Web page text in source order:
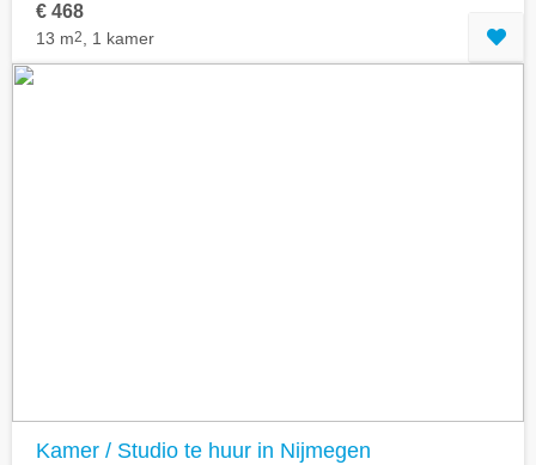
€ 468
13 m2 , 1 kamer
Kamer / Studio te huur in Nijmegen